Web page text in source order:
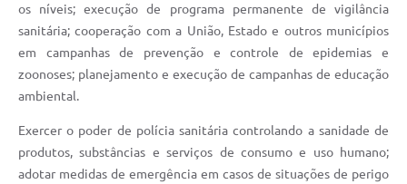
os níveis; execução de programa permanente de vigilância
sanitária; cooperação com a União, Estado e outros municípios
em campanhas de prevenção e controle de epidemias e
zoonoses; planejamento e execução de campanhas de educação
ambiental.
Exercer o poder de polícia sanitária controlando a sanidade de
produtos, substâncias e serviços de consumo e uso humano;
adotar medidas de emergência em casos de situações de perigo